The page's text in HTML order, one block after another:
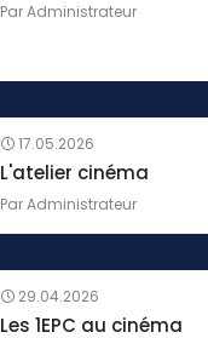
ParAdministrateur
17.05.2026
L'atelier cinéma
ParAdministrateur
29.04.2026
Les 1EPC au cinéma